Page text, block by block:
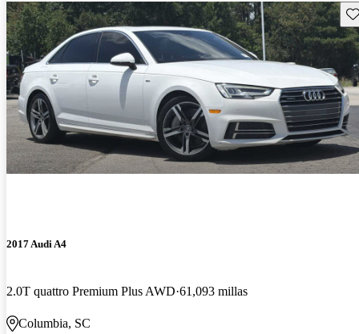
2017 Audi A4
2.0T quattro Premium Plus AWD 61,093 millas
Columbia, SC